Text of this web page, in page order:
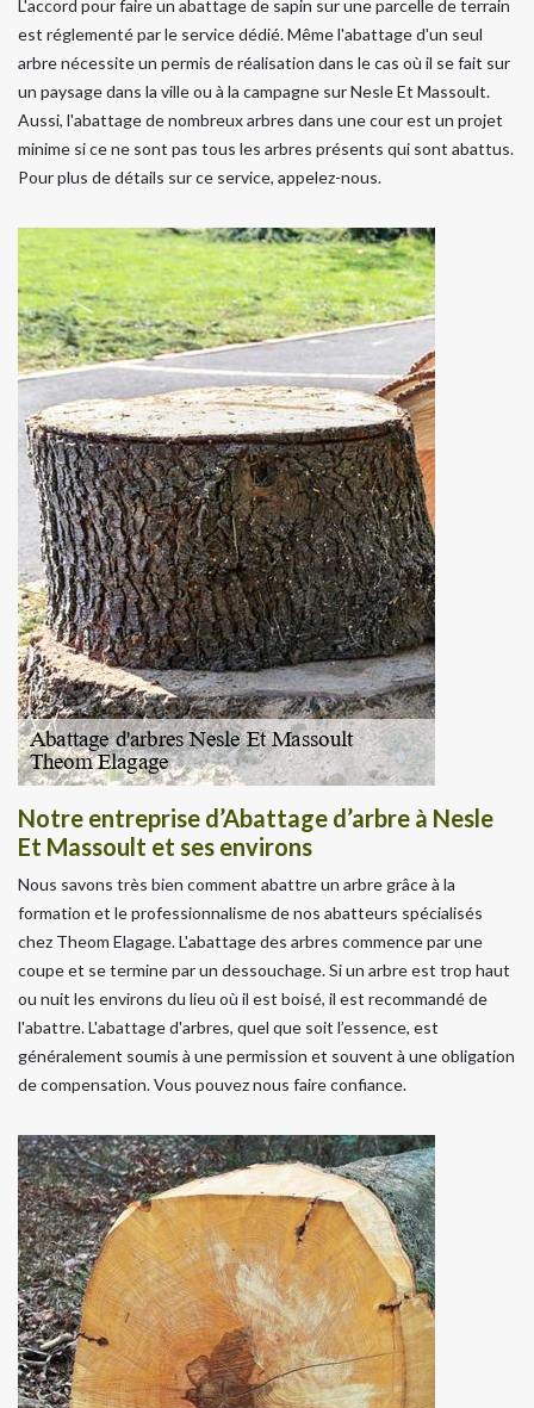
L'accord pour faire un abattage de sapin sur une parcelle de terrain
est réglementé par le service dédié. Même l'abattage d'un seul
arbre nécessite un permis de réalisation dans le cas où il se fait sur
un paysage dans la ville ou à la campagne sur Nesle Et Massoult.
Aussi, l'abattage de nombreux arbres dans une cour est un projet
minime si ce ne sont pas tous les arbres présents qui sont abattus.
Pour plus de détails sur ce service, appelez-nous.
Notre entreprise d’Abattage d’arbre à Nesle
Et Massoult et ses environs
Nous savons très bien comment abattre un arbre grâce à la
formation et le professionnalisme de nos abatteurs spécialisés
chez Theom Elagage. L'abattage des arbres commence par une
coupe et se termine par un dessouchage. Si un arbre est trop haut
ou nuit les environs du lieu où il est boisé, il est recommandé de
l'abattre. L'abattage d'arbres, quel que soit l’essence, est
généralement soumis à une permission et souvent à une obligation
de compensation. Vous pouvez nous faire confiance.